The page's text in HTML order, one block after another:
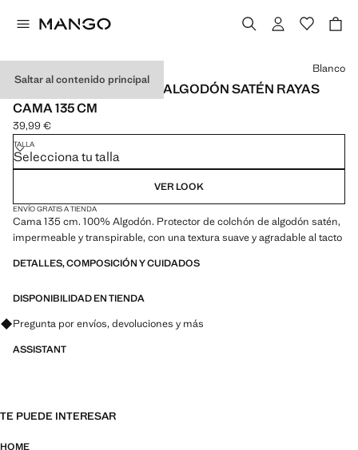
Saltar al contenido principal
PROTECTOR COLCHÓN ALGODÓN SATÉN RAYAS
CAMA 135 CM
Precio actual [39,99 € ]
39,99 €
Selecciona un color
Blanco
TALLA
Selecciona tu talla
VER LOOK
ENVÍO GRATIS A TIENDA
Cama 135 cm. 100% Algodón. Protector de colchón de algodón satén,
impermeable y transpirable, con una textura suave y agradable al tacto
DETALLES, COMPOSICIÓN Y CUIDADOS
DISPONIBILIDAD EN TIENDA
Pregunta por envíos, devoluciones y más
ASSISTANT
TE PUEDE INTERESAR
HOME